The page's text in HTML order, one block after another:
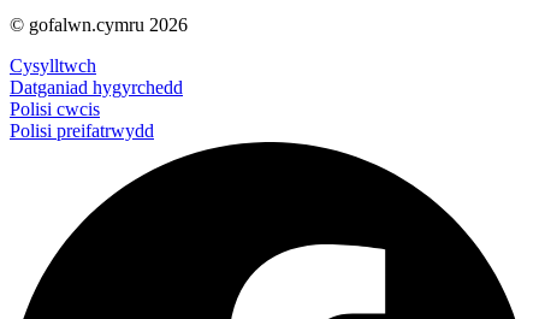
© gofalwn.cymru 2026
Cysylltwch
Datganiad hygyrchedd
Polisi cwcis
Polisi preifatrwydd